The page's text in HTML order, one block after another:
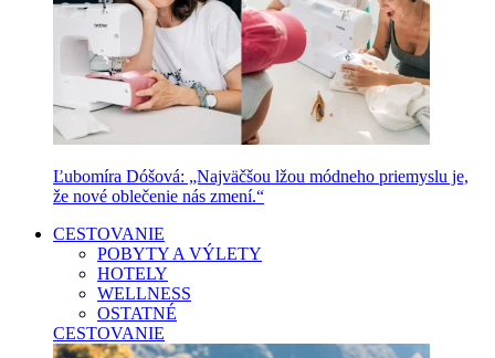
Ľubomíra Dóšová: „Najväčšou lžou módneho priemyslu je,
že nové oblečenie nás zmení.“
CESTOVANIE
POBYTY A VÝLETY
HOTELY
WELLNESS
OSTATNÉ
CESTOVANIE